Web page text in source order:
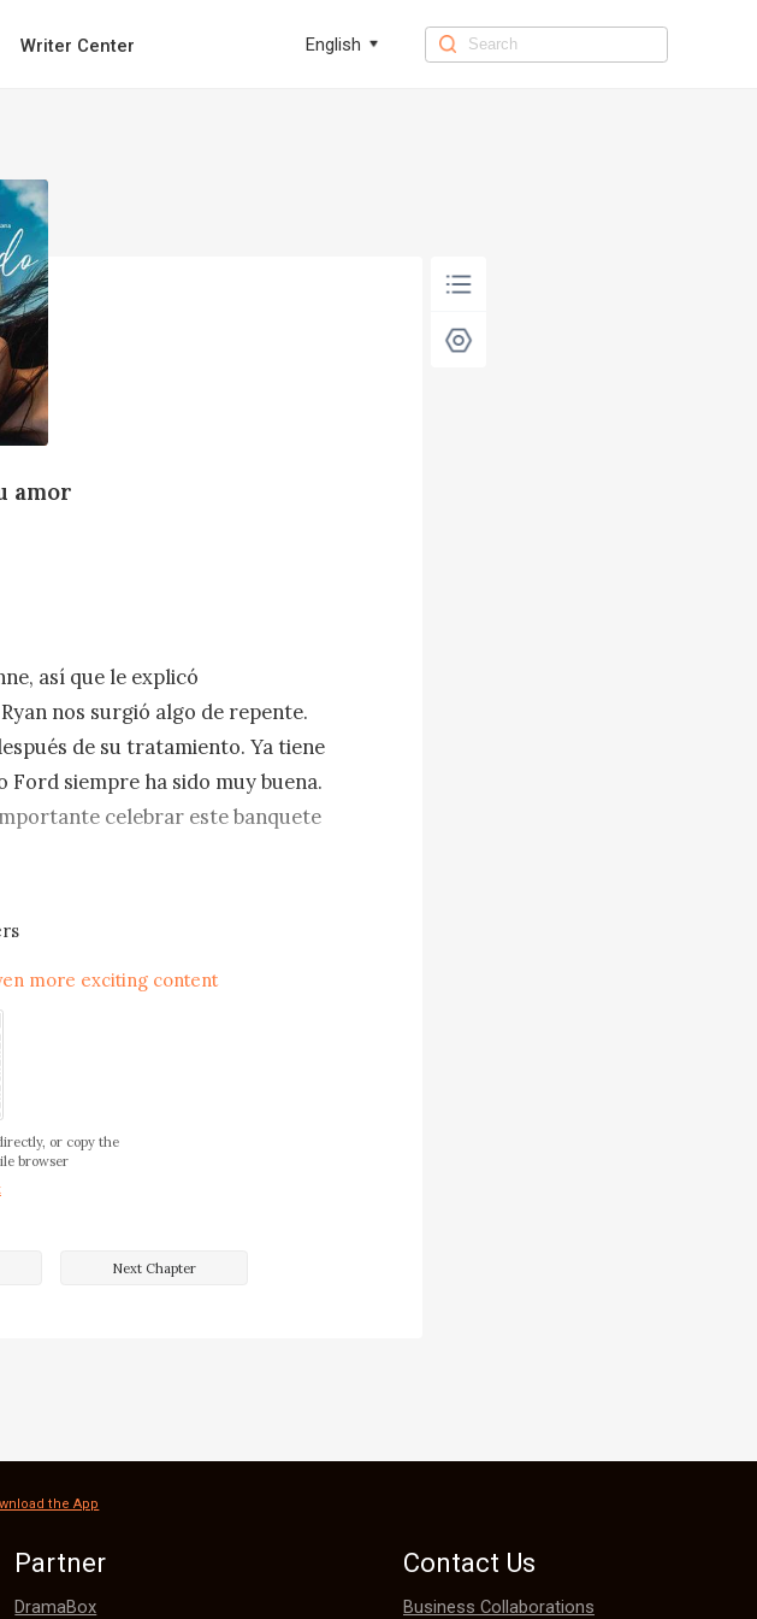
Writer Center English
amor
así que le explicó
nos surgió algo de repente.
de su tratamiento. Ya tiene
Ford siempre ha sido muy buena.
celebrar este banquete
enviamos un
de la antigua residencia de los
que lo llamara su abuelo cuando
Next Chapter
more exciting content
or copy the
browser
the App
Partner
DramaBox
Contact Us
Business Collaborations